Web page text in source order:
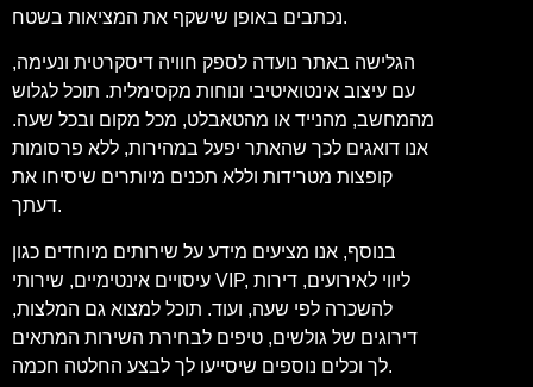
נכתבים באופן שישקף את המציאות בשטח.
הגלישה באתר נועדה לספק חוויה דיסקרטית ונעימה,
עם עיצוב אינטואיטיבי ונוחות מקסימלית. תוכל לגלוש
מהמחשב, מהנייד או מהטאבלט, מכל מקום ובכל שעה.
אנו דואגים לכך שהאתר יפעל במהירות, ללא פרסומות
קופצות מטרידות וללא תכנים מיותרים שיסיחו את
דעתך.
בנוסף, אנו מציעים מידע על שירותים מיוחדים כגון
עיסויים אינטימיים, שירותי VIP, ליווי לאירועים, דירות
להשכרה לפי שעה, ועוד. תוכל למצוא גם המלצות,
דירוגים של גולשים, טיפים לבחירת השירות המתאים
לך וכלים נוספים שיסייעו לך לבצע החלטה חכמה.